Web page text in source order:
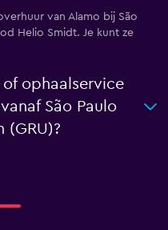
van Alamo bij São
Helio Smidt. Je kunt ze
ophaalservice
São Paulo
(GRU)?